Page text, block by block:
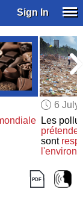
Sign In
6 July
Les
sont